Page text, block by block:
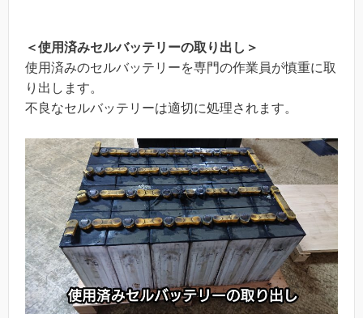
＜使用済みセルバッテリーの取り出し＞
使用済みのセルバッテリーを専門の作業員が慎重に取
り出します。
不良なセルバッテリーは適切に処理されます。